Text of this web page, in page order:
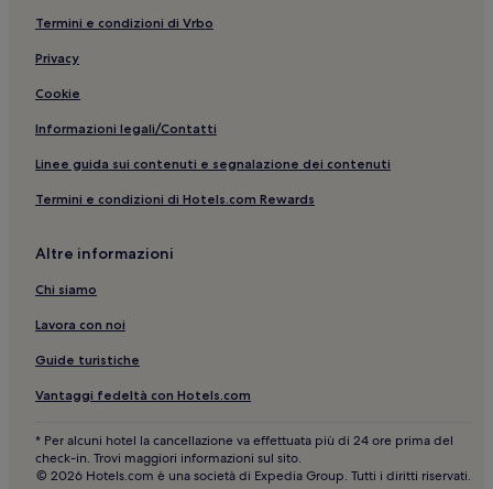
Termini e condizioni di Vrbo
Privacy
Cookie
Informazioni legali/Contatti
Linee guida sui contenuti e segnalazione dei contenuti
Termini e condizioni di Hotels.com Rewards
Altre informazioni
Chi siamo
Lavora con noi
Guide turistiche
Vantaggi fedeltà con Hotels.com
* Per alcuni hotel la cancellazione va effettuata più di 24 ore prima del
check-in. Trovi maggiori informazioni sul sito.
© 2026 Hotels.com è una società di Expedia Group. Tutti i diritti riservati.